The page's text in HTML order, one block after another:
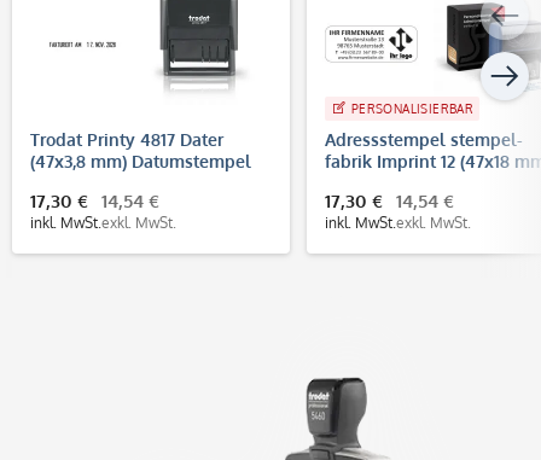
Trodat Printy 4817 Dater
(47x3,8 mm) Datumstempel
17,30 €
inkl. MwSt.
14,54 €
exkl. MwSt.
PERSONALISIERBAR
Adressstempel stempel-
fabrik Imprint 12 (47x18
17,30 €
inkl. MwSt.
14,54 €
exkl. MwSt.